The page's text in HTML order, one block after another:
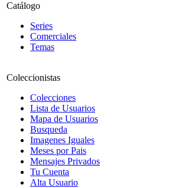
Catálogo
Series
Comerciales
Temas
Coleccionistas
Colecciones
Lista de Usuarios
Mapa de Usuarios
Busqueda
Imagenes Iguales
Meses por Pais
Mensajes Privados
Tu Cuenta
Alta Usuario